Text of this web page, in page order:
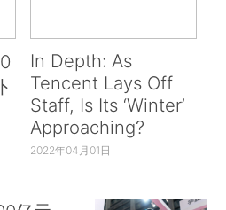
In Depth: As
Tencent Lays Off
Staff, Is Its ‘Winter’
Approaching?
2022年04月01日